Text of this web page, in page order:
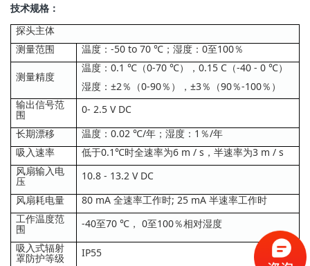
技术规格：
探头主体
测量范围
温度：-50 to 70 ℃；湿度：0至100％
测量精度
温度：0.1 ℃（0-70 ℃），0.15 C（-40 - 0 ℃）
湿度：±2％（0-90％），±3％（90％-100％）
输出信号范
围
0- 2.5 V DC
长期漂移
温度：0.02 ℃/年；湿度：1％/年
吸入速率
低于0.1℃时全速率为6 m / s，半速率为3 m / s
风扇输入电
压
10.8 - 13.2 V DC
风扇耗电量
80 mA 全速率工作时; 25 mA 半速率工作时
工作温度范
围
-40至70 ℃， 0至100％相对湿度
吸入式辐射
罩防护等级
IP55